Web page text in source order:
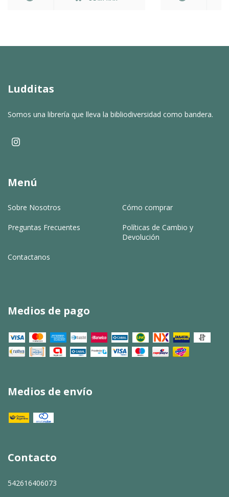
Ludditas
Somos una librería que lleva la bibliodiversidad como bandera.
Menú
Sobre Nosotros Cómo comprar
Preguntas Frecuentes
Políticas de Cambio y
Devolución
Contactanos
Medios de pago
Medios de envío
Contacto
542616406073